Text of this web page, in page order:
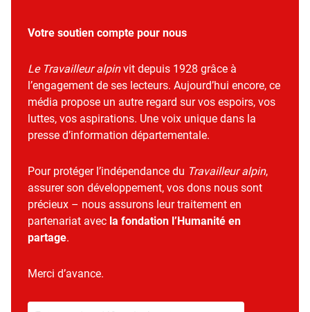
Votre soutien compte pour nous
Le Travailleur alpinvit depuis 1928 grâce à
l’engagement de ses lecteurs. Aujourd’hui encore, ce
média propose un autre regard sur vos espoirs, vos
luttes, vos aspirations. Une voix unique dans la
presse d’information départementale.
Pour protéger l’indépendance du Travailleur alpin,
assurer son développement, vos dons nous sont
précieux – nous assurons leur traitement en
partenariat avec la fondation l’Humanité en
partage.
Merci d’avance.